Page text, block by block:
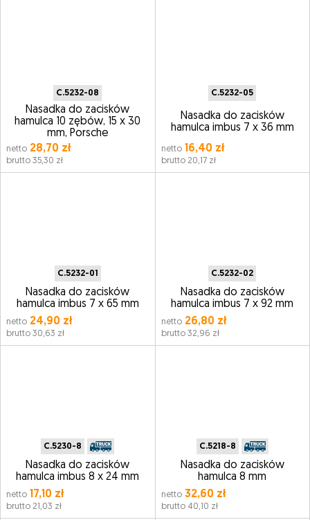
C.5232-08
Nasadka do zacisków
hamulca 10 zębów, 15 x 30
mm, Porsche
netto 28,70 zł
brutto 35,30 zł
C.5232-05
Nasadka do zacisków
hamulca imbus 7 x 36 mm
netto16,40 zł
brutto 20,17 zł
C.5232-01
Nasadka do zacisków
hamulca imbus 7 x 65 mm
netto 24,90 zł
brutto 30,63 zł
C.5232-02
Nasadka do zacisków
hamulca imbus 7 x 92 mm
netto26,80 zł
brutto 32,96 zł
C.5230-8
Nasadka do zacisków
hamulca imbus 8 x 24 mm
netto 17,10 zł
brutto 21,03 zł
C.5218-8
Nasadka do zacisków
hamulca 8 mm
netto32,60 zł
brutto 40,10 zł